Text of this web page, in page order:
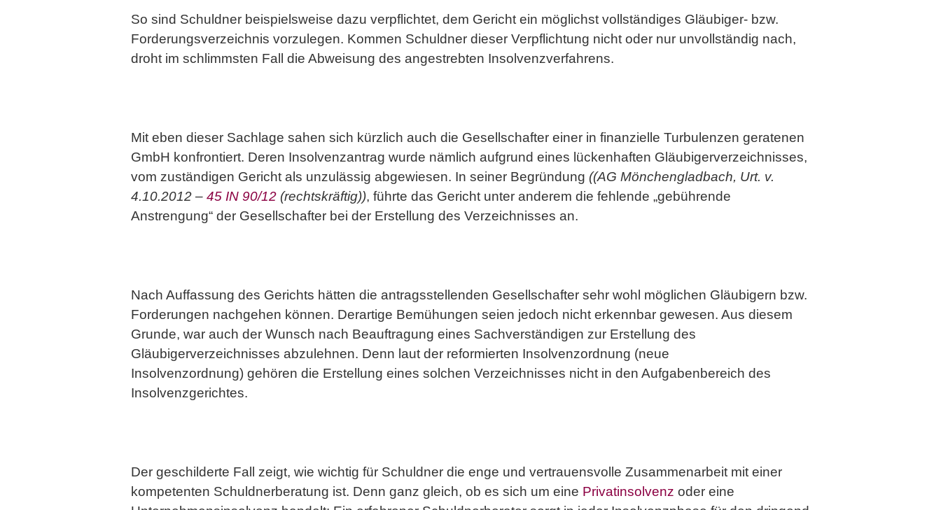
So sind Schuldner beispielsweise dazu verpflichtet, dem Gericht ein möglichst vollständiges Gläubiger- bzw.
Forderungsverzeichnis vorzulegen. Kommen Schuldner dieser Verpflichtung nicht oder nur unvollständig nach,
droht im schlimmsten Fall die Abweisung des angestrebten Insolvenzverfahrens.
Mit eben dieser Sachlage sahen sich kürzlich auch die Gesellschafter einer in finanzielle Turbulenzen geratenen
GmbH konfrontiert. Deren Insolvenzantrag wurde nämlich aufgrund eines lückenhaften Gläubigerverzeichnisses,
vom zuständigen Gericht als unzulässig abgewiesen. In seiner Begründung ((AG Mönchengladbach, Urt. v.
4.10.2012 – 45 IN 90/12 (rechtskräftig)), führte das Gericht unter anderem die fehlende „gebührende
Anstrengung“ der Gesellschafter bei der Erstellung des Verzeichnisses an.
Nach Auffassung des Gerichts hätten die antragsstellenden Gesellschafter sehr wohl möglichen Gläubigern bzw.
Forderungen nachgehen können. Derartige Bemühungen seien jedoch nicht erkennbar gewesen. Aus diesem
Grunde, war auch der Wunsch nach Beauftragung eines Sachverständigen zur Erstellung des
Gläubigerverzeichnisses abzulehnen. Denn laut der reformierten Insolvenzordnung (neue
Insolvenzordnung) gehören die Erstellung eines solchen Verzeichnisses nicht in den Aufgabenbereich des
Insolvenzgerichtes.
Der geschilderte Fall zeigt, wie wichtig für Schuldner die enge und vertrauensvolle Zusammenarbeit mit einer
kompetenten Schuldnerberatung ist. Denn ganz gleich, ob es sich um eine Privatinsolvenz oder eine